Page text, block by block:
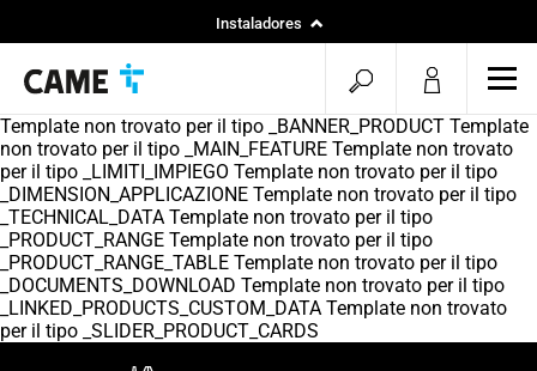
Instaladores
Template non trovato per il tipo _BANNER_PRODUCT Template
non trovato per il tipo _MAIN_FEATURE Template non trovato
per il tipo _LIMITI_IMPIEGO Template non trovato per il tipo
_DIMENSION_APPLICAZIONE Template non trovato per il tipo
_TECHNICAL_DATA Template non trovato per il tipo
_PRODUCT_RANGE Template non trovato per il tipo
_PRODUCT_RANGE_TABLE Template non trovato per il tipo
_DOCUMENTS_DOWNLOAD Template non trovato per il tipo
_LINKED_PRODUCTS_CUSTOM_DATA Template non trovato
per il tipo _SLIDER_PRODUCT_CARDS